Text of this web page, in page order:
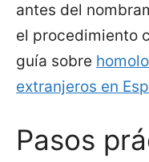
antes del
el procedimiento
guía sobre
extranjeros en
Pasos